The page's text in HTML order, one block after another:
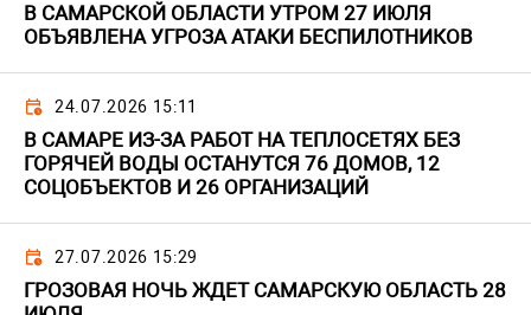
В САМАРСКОЙ ОБЛАСТИ УТРОМ 27 ИЮЛЯ
ОБЪЯВЛЕНА УГРОЗА АТАКИ БЕСПИЛОТНИКОВ
24.07.2026 15:11
В САМАРЕ ИЗ-ЗА РАБОТ НА ТЕПЛОСЕТЯХ БЕЗ
ГОРЯЧЕЙ ВОДЫ ОСТАНУТСЯ 76 ДОМОВ, 12
СОЦОБЪЕКТОВ И 26 ОРГАНИЗАЦИЙ
27.07.2026 15:29
ГРОЗОВАЯ НОЧЬ ЖДЕТ САМАРСКУЮ ОБЛАСТЬ 28